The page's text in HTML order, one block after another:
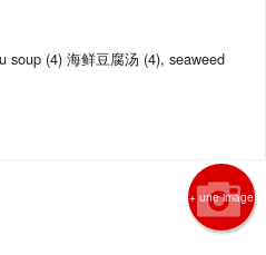
soup (4) 海鲜豆腐汤 (4), seaweed
+ une image